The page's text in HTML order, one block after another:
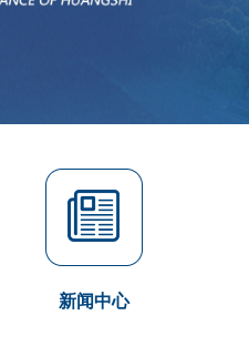
新闻中心